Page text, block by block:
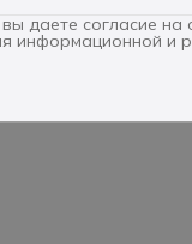
даете согласие
информационной и